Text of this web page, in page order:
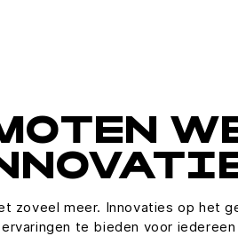
zoveel meer. Innovaties op het
te bieden voor